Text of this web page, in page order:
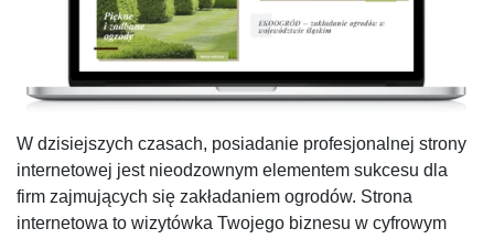
W dzisiejszych czasach, posiadanie profesjonalnej strony
internetowej jest nieodzownym elementem sukcesu dla
firm zajmujących się zakładaniem ogrodów. Strona
internetowa to wizytówka Twojego biznesu w cyfrowym